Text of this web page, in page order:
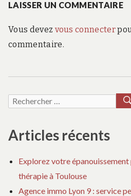
LAISSER UN COMMENTAIRE
Vous devez vous connecter
commentaire.
Recherche
Articles récents
Explorez votre épanouissement
thérapie à Toulouse
Agence immo Lyon 9 : service